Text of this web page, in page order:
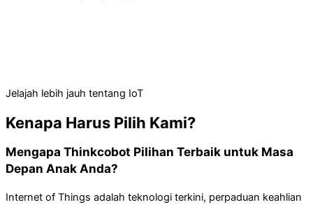
Jelajah lebih jauh tentang IoT
Kenapa Harus Pilih Kami?
Mengapa Thinkcobot Pilihan Terbaik untuk Masa
Depan Anak Anda?
Internet of Things adalah teknologi terkini, perpaduan keahlian